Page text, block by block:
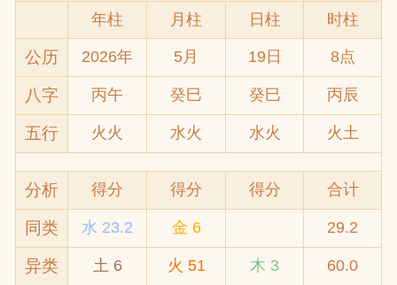
年柱 月柱 日柱 时柱
公历 2026年 5月 19日 8点
八字 丙午 癸巳 癸巳 丙辰
五行 火火 水火 水火 火土
分析 得分 得分 得分 合计
同类 水 23.2 金 6 29.2
异类 土 6 火 51 木 3 60.0